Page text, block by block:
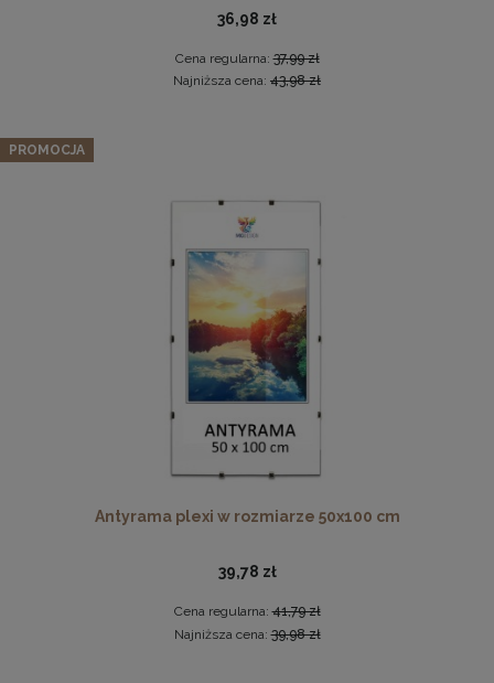
DO KOSZYKA
Komplet 5 sztuk zawieszek, krokodylków do ramki
Zestaw 3 szt. ramek na zdjęcia 48 x 68 cm turkusowych, z
213,27 zł
Cena regularna:
Najniższa cena:
224,49 zł
DO KOSZYKA
36,98 zł
Cena regularna:37,99 zł
Najniższa cena: 43,98 zł
Antyrama plexi w rozmiarze 50x100 cm
39,78 zł
Cena regularna:41,79 zł
Najniższa cena:39,98 zł
PROMOCJA